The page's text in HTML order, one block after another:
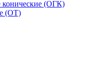
(ОГК)
(ОТ)